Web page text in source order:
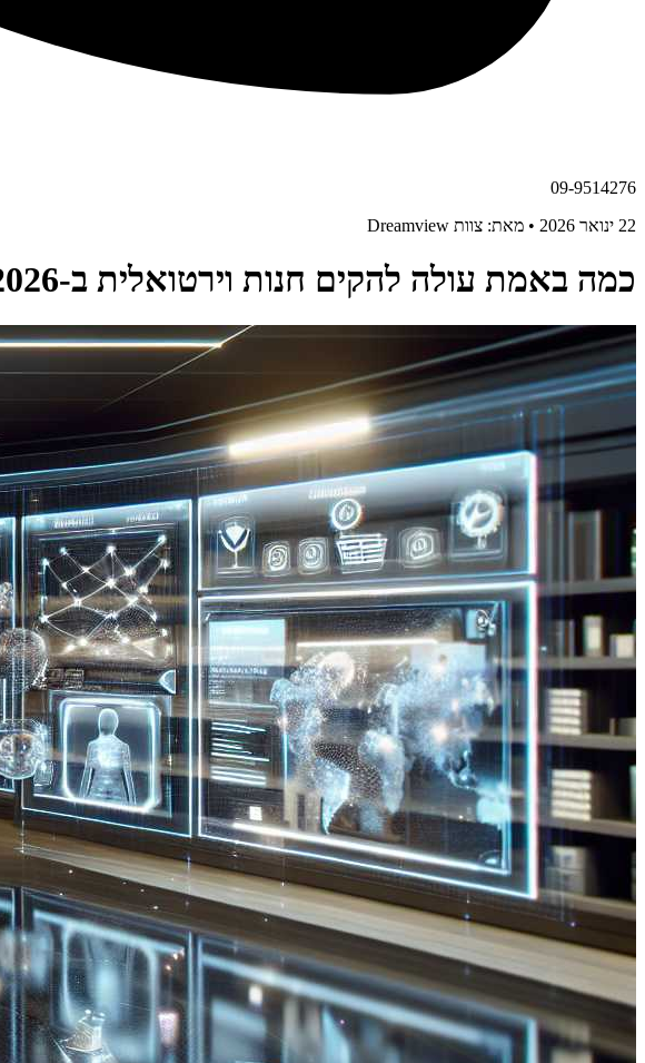
09-9514276
22 ינואר 2026 • מאת: צוות Dreamview
כמה באמת עולה להקים חנות וירטואלית ב-2026 (פירוק עלויות אמיתי)